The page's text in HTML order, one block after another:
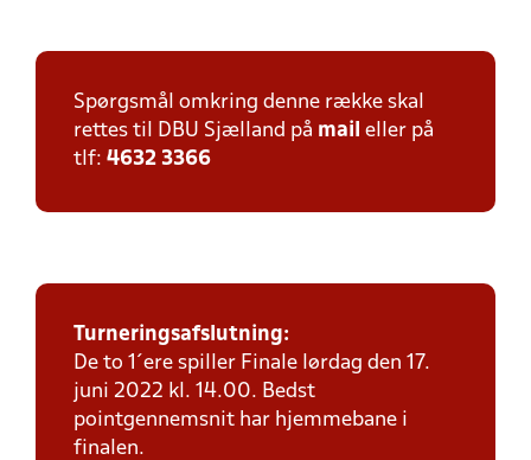
Spørgsmål omkring denne række skal
rettes til DBU Sjælland på mail eller på
tlf: 4632 3366
Turneringsafslutning:
De to 1´ere spiller Finale lørdag den 17.
juni 2022 kl. 14.00. Bedst
pointgennemsnit har hjemmebane i
finalen.